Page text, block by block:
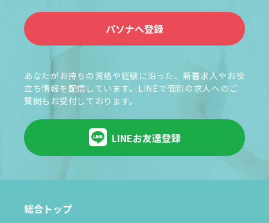
パソナへ登録
あなたがお持ちの資格や経験に沿った、新着求人やお役
立ち情報を配信しています。LINEで個別の求人へのご
質問もお受付しております。
LINEお友達登録
総合トップ